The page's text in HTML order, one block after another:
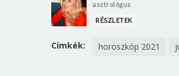
asztrológus
RÉSZLETEK
Címkék: horoszkóp 2021